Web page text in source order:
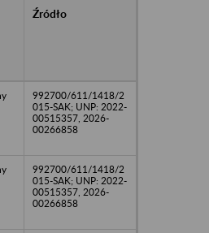
Źródło
992700/611/1418/2
015-SAK; UNP: 2022-
00515357, 2026-
00266858
992700/611/1418/2
015-SAK; UNP: 2022-
00515357, 2026-
00266858